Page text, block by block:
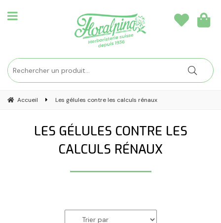
Accueil Les gélules contre les calculs rénaux
LES GÉLULES CONTRE LES
CALCULS RÉNAUX